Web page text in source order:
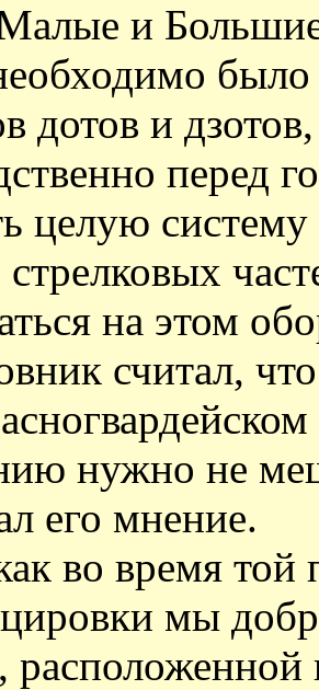
и
было
дотов и
перед
целую
на этом
считал,
нужно не
его мнение.
во время той
мы